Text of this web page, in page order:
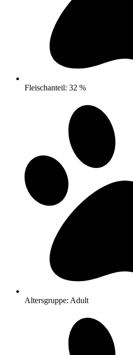
Fleischanteil: 32 %
Altersgruppe: Adult